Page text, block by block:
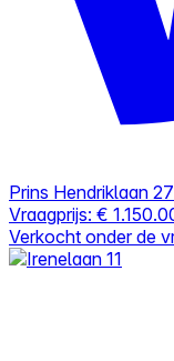
Prins Hendriklaan 27
Vraagprijs: €
Verkocht onder de